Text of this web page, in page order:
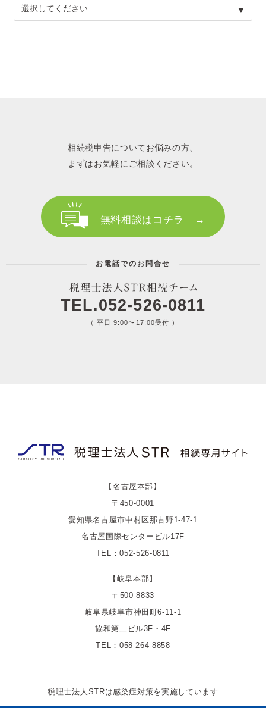
相続税申告についてお悩みの方、
まずはお気軽にご相談ください。
無料相談はコチラ →
お電話でのお問合せ
TEL.052-526-0811
（ 平日 9:00〜17:00受付 ）
【名古屋本部】
〒450-0001
愛知県名古屋市中村区那古野1-47-1
名古屋国際センタービル17F
TEL：052-526-0811
【岐阜本部】
〒500-8833
岐阜県岐阜市神田町6-11-1
協和第二ビル3F・4F
TEL：058-264-8858
税理士法人STRは感染症対策を実施しています